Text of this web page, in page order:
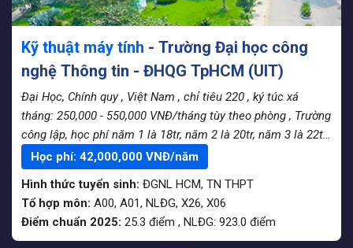
Kỹ thuật máy tính - Trường Đại học công
nghệ Thông tin - ĐHQG TpHCM (UIT)
Đại Học, Chính quy , Việt Nam , chỉ tiêu 220 , ký túc xá
tháng: 250,000 - 550,000 VNĐ/tháng tùy theo phòng , Trường
công lập, học phí năm 1 là 18tr, năm 2 là 20tr, năm 3 là 22tr,
năm 4 là 24tr
Học phí: 42,000,000 VNĐ/năm
Hình thức tuyển sinh: ĐGNL HCM, TN THPT
Tổ hợp môn: A00, A01, NLĐG, X26, X06
Điểm chuẩn 2025: 25.3 điểm , NLĐG: 923.0 điểm